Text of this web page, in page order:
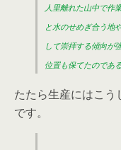
人里離れた山中で作
と水のせめぎ合う地
して崇拝する傾向が
位置も保てたのであ
たたら生産にはこ
です。